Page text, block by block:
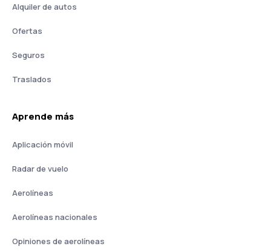
Alquiler de autos
Ofertas
Seguros
Traslados
Aprende más
Aplicación móvil
Radar de vuelo
Aerolíneas
Aerolíneas nacionales
Opiniones de aerolíneas